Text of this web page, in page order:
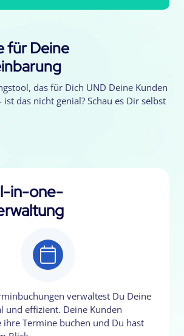
für Deine
das für Dich UND Deine Kunden
das nicht genial? Schau es Dir selbst
in-one-
verwaltest Du Deine
und effizient. Deine Kunden
Termine buchen und Du hast